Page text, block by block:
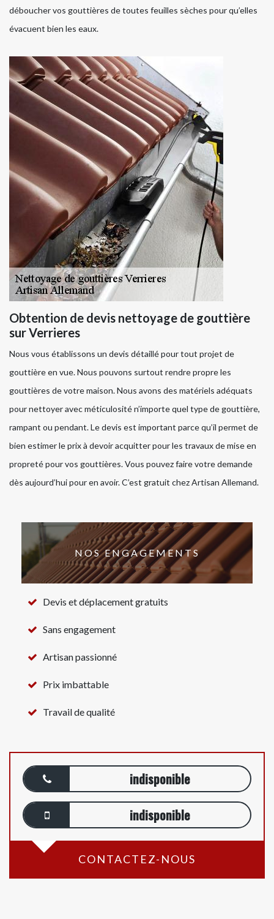
déboucher vos gouttières de toutes feuilles sèches pour qu’elles
évacuent bien les eaux.
Obtention de devis nettoyage de gouttière
sur Verrieres
Nous vous établissons un devis détaillé pour tout projet de
gouttière en vue. Nous pouvons surtout rendre propre les
gouttières de votre maison. Nous avons des matériels adéquats
pour nettoyer avec méticulosité n’importe quel type de gouttière,
rampant ou pendant. Le devis est important parce qu’il permet de
bien estimer le prix à devoir acquitter pour les travaux de mise en
propreté pour vos gouttières. Vous pouvez faire votre demande
dès aujourd’hui pour en avoir. C’est gratuit chez Artisan Allemand.
NOS ENGAGEMENTS
Devis et déplacement gratuits
Sans engagement
Artisan passionné
Prix imbattable
Travail de qualité
indisponible
indisponible
CONTACTEZ-NOUS